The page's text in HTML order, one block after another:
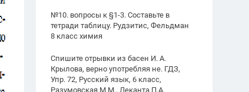
№10. вопросы к §1-3. Составьте в
тетради таблицу. Рудзитис, Фельдман
8 класс химия
Спишите отрывки из басен И. А.
Крылова, верно употребляя не. ГДЗ,
Упр. 72, Русский язык, 6 класс,
Разумовская М.М., Леканта П.А.